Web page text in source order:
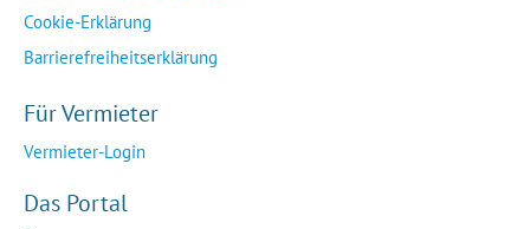
Cookie-Erklärung
Barrierefreiheitserklärung
Für Vermieter
Vermieter-Login
Das Portal